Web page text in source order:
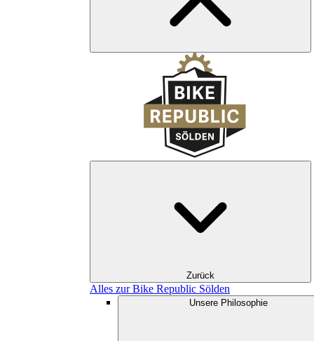
Zurück
Alles zur Bike Republic Sölden
Unsere Philosophie